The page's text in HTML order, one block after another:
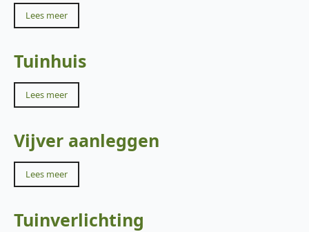
Lees meer
Tuinhuis
Lees meer
Vijver aanleggen
Lees meer
Tuinverlichting